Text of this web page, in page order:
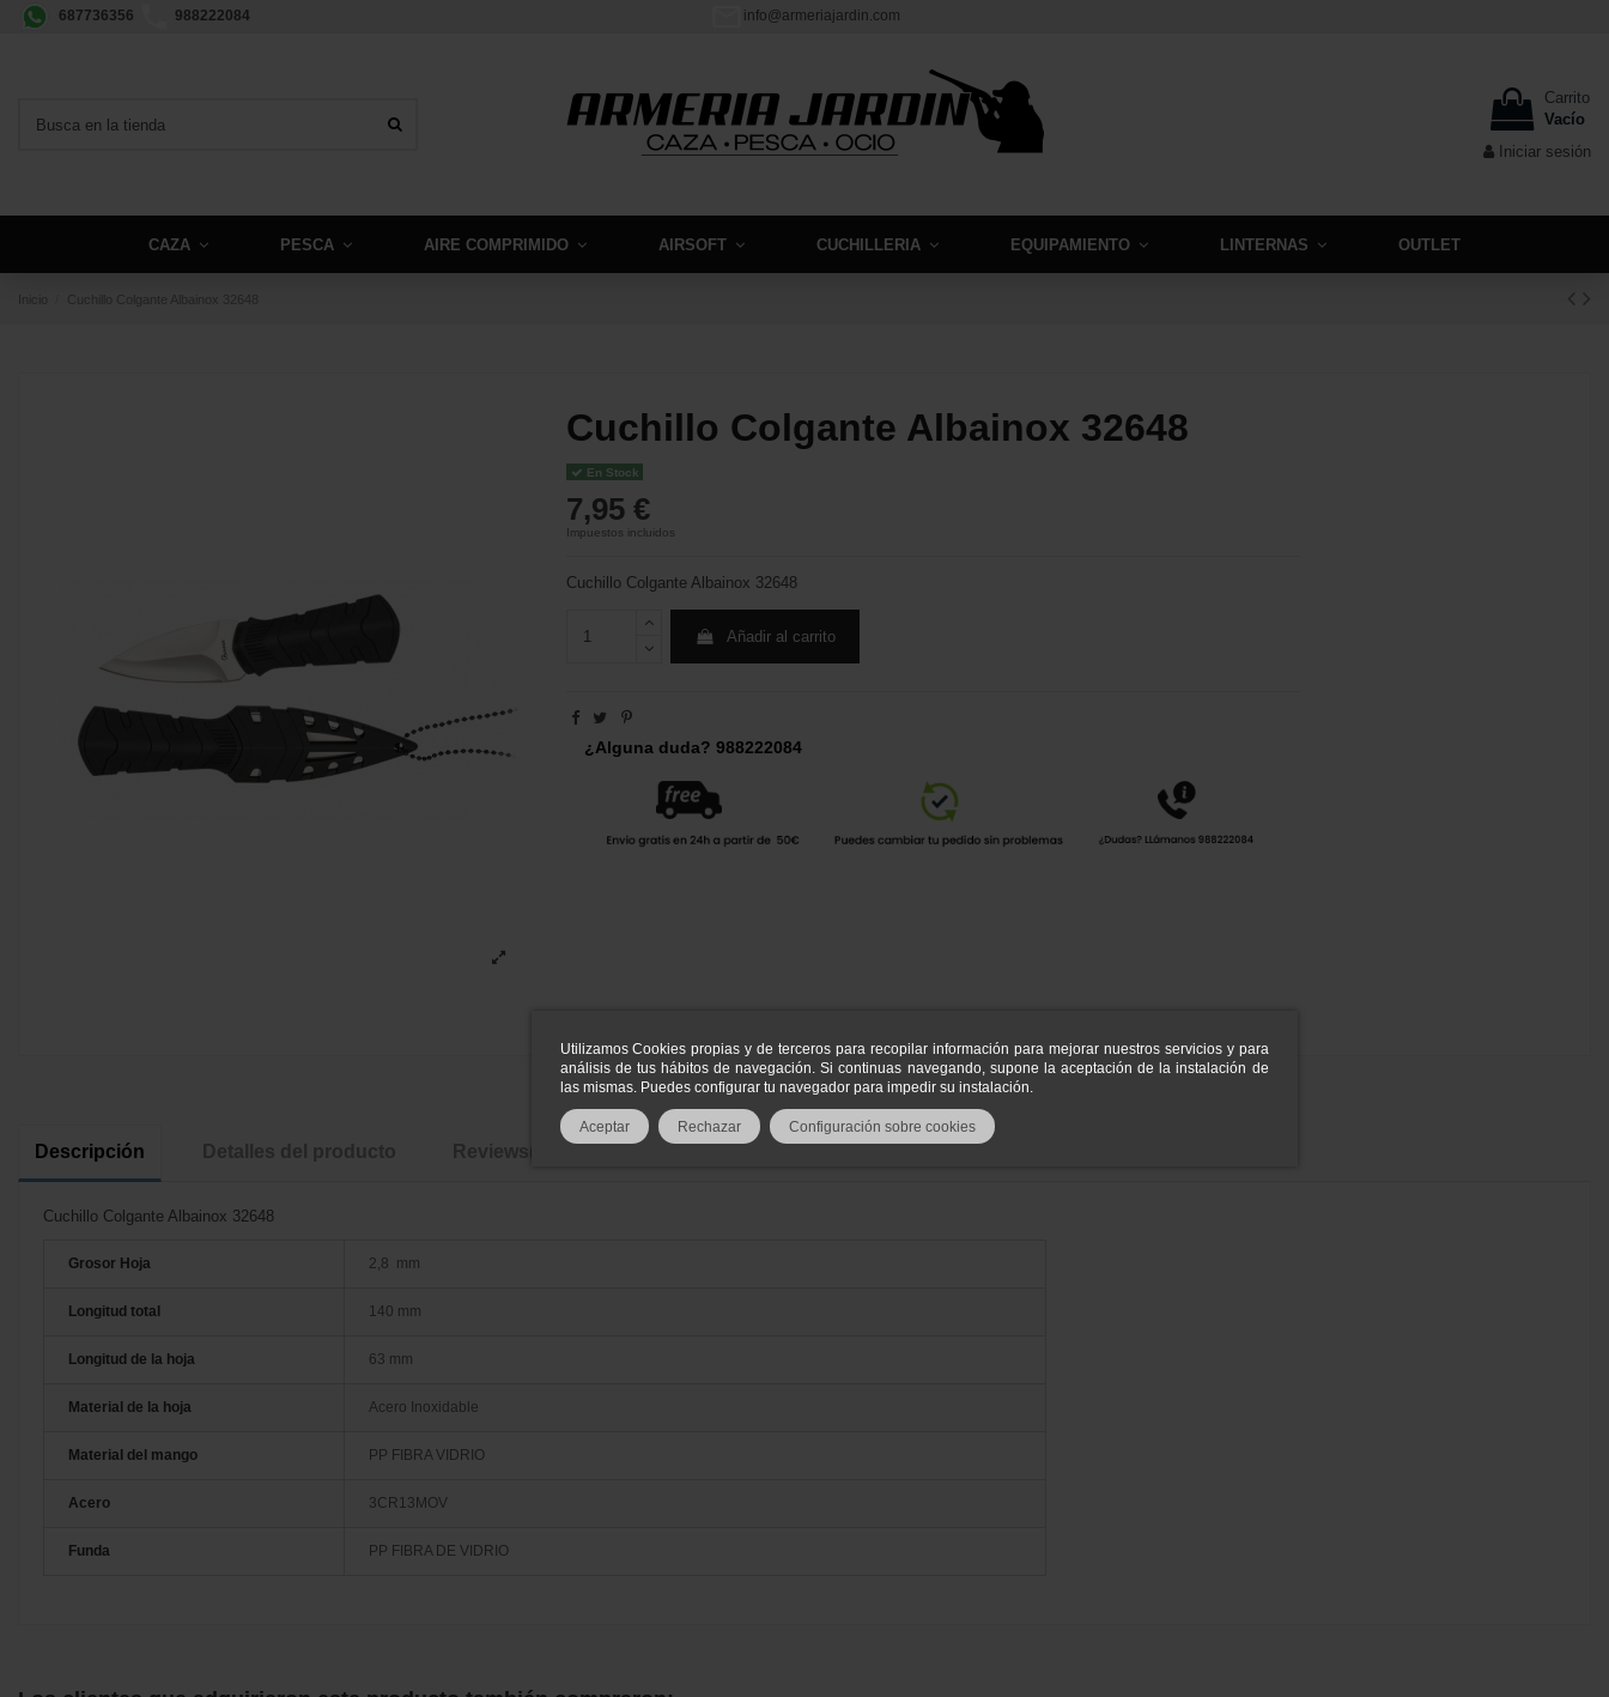
Utilizamos Cookies propias y de terceros para recopilar información para mejorar nuestros servicios y para
análisis de tus hábitos de navegación. Si continuas navegando, supone la aceptación de la instalación de
las mismas. Puedes configurar tu navegador para impedir su instalación.
Aceptar Rechazar Configuración sobre cookies
687736356 988222084 info@armeriajardin.com
Carrito
Vacío
Iniciar sesión
CAZA PESCA AIRE COMPRIMIDO AIRSOFT CUCHILLERIA EQUIPAMIENTO LINTERNAS OUTLET
Inicio Cuchillo Colgante Albainox 32648
Cuchillo Colgante Albainox 32648
En Stock
7,95 €
Impuestos incluidos
Cuchillo Colgante Albainox 32648
Añadir al carrito
¿Alguna duda? 988222084
Descripción Detalles del producto Reviews
Cuchillo Colgante Albainox 32648
Grosor Hoja 2,8 mm
Longitud total 140 mm
Longitud de la hoja 63 mm
Material de la hoja Acero Inoxidable
Material del mango PP FIBRA VIDRIO
Acero 3CR13MOV
Funda PP FIBRA DE VIDRIO